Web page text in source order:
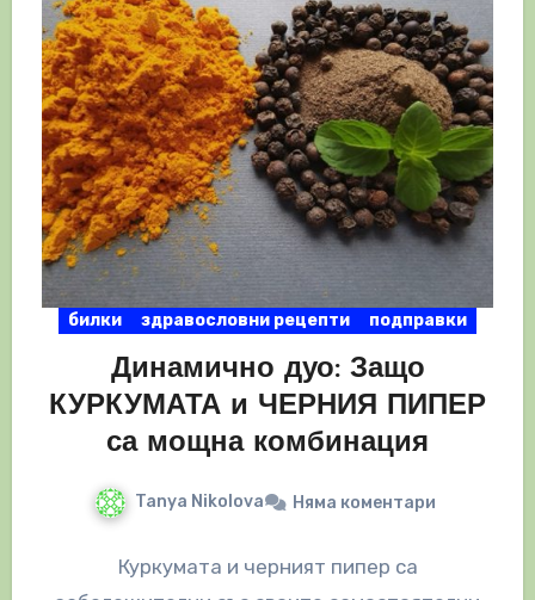
билки здравословни рецепти подправки
Динамично дуо: Защо
КУРКУМАТА и ЧЕРНИЯ ПИПЕР
са мощна комбинация
Tanya Nikolova Няма коментари
Куркумата и черният пипер са